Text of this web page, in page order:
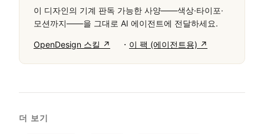
이 디자인의 기계 판독 가능한 사양——색상·타이포·
모션까지——을 그대로 AI 에이전트에 전달하세요.
OpenDesign 스킬 ↗ · 이 팩 (에이전트용) ↗
더 보기